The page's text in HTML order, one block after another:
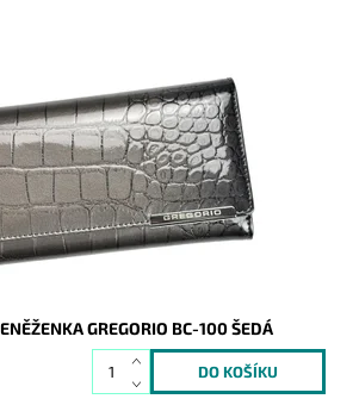
prostorná, s motivem hadí kůže, s
i naklip - to vše a mnohem víc je
Gregorio.
GREGORIO BC-100 ŠEDÁ